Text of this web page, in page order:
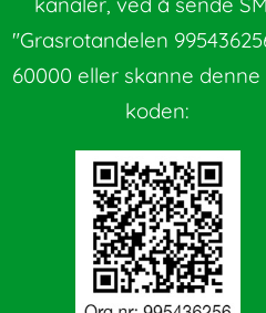
"Grasrotandelen
60000 eller skanne denne
koden: